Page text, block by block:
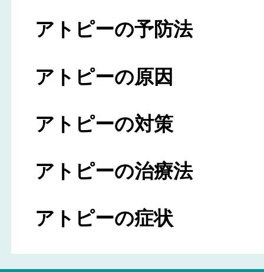
アトピーの予防法
アトピーの原因
アトピーの対策
アトピーの治療法
アトピーの症状